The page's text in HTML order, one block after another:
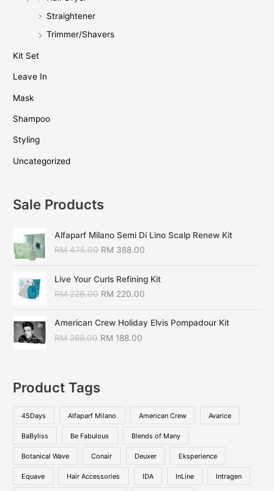
Straightener
Trimmer/Shavers
Kit Set
Leave In
Mask
Shampoo
Styling
Uncategorized
Sale Products
Alfaparf Milano Semi Di Lino Scalp Renew Kit
RM475.00 RM 388.00
Live Your Curls Refining Kit
RM226.00 RM 220.00
American Crew Holiday Elvis Pompadour Kit
RM288.00 RM 188.00
Product Tags
45Days Alfaparf Milano American Crew Avarice
BaByliss Be Fabulous Blends of Many
Botanical Wave Conair Deuxer Eksperience
Equave Hair Accessories IDA InLine Intragen